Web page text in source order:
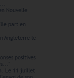
Nouvelle
part en
Angleterre le
positives
Le 11 juillet